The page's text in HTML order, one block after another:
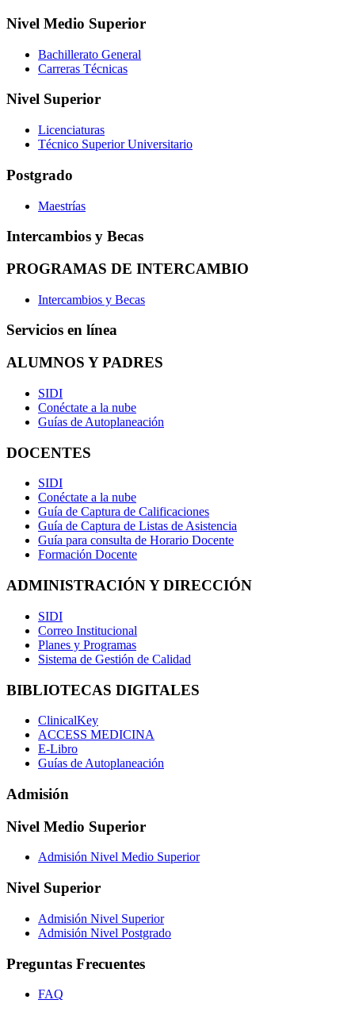
Nivel Medio Superior
Bachillerato General
Carreras Técnicas
Nivel Superior
Licenciaturas
Técnico Superior Universitario
Postgrado
Maestrías
Intercambios y Becas
PROGRAMAS DE INTERCAMBIO
Intercambios y Becas
Servicios en línea
ALUMNOS Y PADRES
SIDI
Conéctate a la nube
Guías de Autoplaneación
DOCENTES
SIDI
Conéctate a la nube
Guía de Captura de Calificaciones
Guía de Captura de Listas de Asistencia
Guía para consulta de Horario Docente
Formación Docente
ADMINISTRACIÓN Y DIRECCIÓN
SIDI
Correo Institucional
Planes y Programas
Sistema de Gestión de Calidad
BIBLIOTECAS DIGITALES
ClinicalKey
ACCESS MEDICINA
E-Libro
Guías de Autoplaneación
Admisión
Nivel Medio Superior
Admisión Nivel Medio Superior
Nivel Superior
Admisión Nivel Superior
Admisión Nivel Postgrado
Preguntas Frecuentes
FAQ